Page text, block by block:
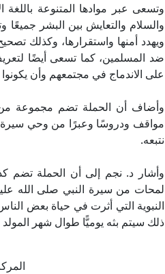
وتسعى عبر موادها المتنوعة باللغة
والسلام والتعايش بين البشر
ويهدد أمنها واستقرارها، وكذلك
ضد المسلمين، كما تسعى أيضًا
على الاندماج في مجتمعهم وأن
وأضاف أن الحملة تضم مجموعة من
مواقف ودروسًا وعبرًا من وحي سيرة
نتبعه.
وأشار د. نجم إلى أن الحملة تضم
لمحات من سيرة النبي صلى الله
النبوية التي أثرت في حياة بعض
ذلك سيتم بثه يوميًّا طوال شهر
المركز